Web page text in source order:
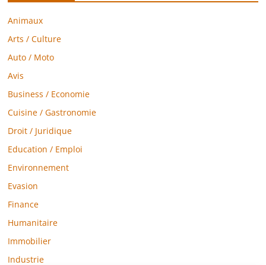
Animaux
Arts / Culture
Auto / Moto
Avis
Business / Economie
Cuisine / Gastronomie
Droit / Juridique
Education / Emploi
Environnement
Evasion
Finance
Humanitaire
Immobilier
Industrie